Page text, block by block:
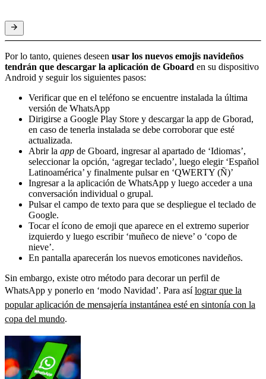
Por lo tanto, quienes deseen usar los nuevos emojis navideños
tendrán que descargar la aplicación de Gboard en su dispositivo
Android y seguir los siguientes pasos:
Verificar que en el teléfono se encuentre instalada la última
versión de WhatsApp
Dirigirse a Google Play Store y descargar la app de Gborad,
en caso de tenerla instalada se debe corroborar que esté
actualizada.
Abrir la app de Gboard, ingresar al apartado de ‘Idiomas’,
seleccionar la opción, ‘agregar teclado’, luego elegir ‘Español
Latinoamérica’ y finalmente pulsar en ‘QWERTY (Ñ)’
Ingresar a la aplicación de WhatsApp y luego acceder a una
conversación individual o grupal.
Pulsar el campo de texto para que se despliegue el teclado de
Google.
Tocar el ícono de emoji que aparece en el extremo superior
izquierdo y luego escribir ‘muñeco de nieve’ o ‘copo de
nieve’.
En pantalla aparecerán los nuevos emoticones navideños.
Sin embargo, existe otro método para decorar un perfil de
WhatsApp y ponerlo en ‘modo Navidad’. Para asílograr que la
popular aplicación de mensajería instantánea esté en sintonía con la
copa del mundo.